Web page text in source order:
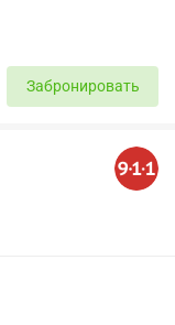
Забронировать